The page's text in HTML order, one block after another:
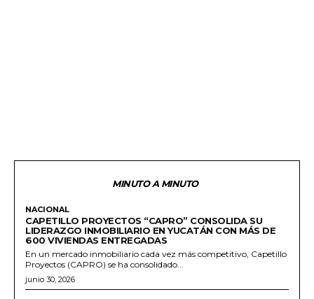
MINUTO A MINUTO
NACIONAL
CAPETILLO PROYECTOS “CAPRO” CONSOLIDA SU
LIDERAZGO INMOBILIARIO EN YUCATÁN CON MÁS DE
600 VIVIENDAS ENTREGADAS
En un mercado inmobiliario cada vez más competitivo, Capetillo
Proyectos (CAPRO) se ha consolidado...
junio 30, 2026